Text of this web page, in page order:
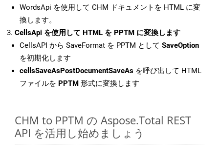
WordsApi を使用して CHM ドキュメントを HTML に変
換します。
CellsApi を使用して HTML を PPTM に変換します
CellsAPI から SaveFormat を PPTM として SaveOption
を初期化します
cellsSaveAsPostDocumentSaveAs を呼び出して HTML
ファイルを PPTM 形式に変換します
CHM to PPTM の Aspose.Total REST
API を活用し始めましょう